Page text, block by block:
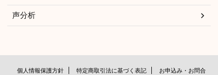
声分析
個人情報保護方針 特定商取引法に基づく表記 お申込み・お問合